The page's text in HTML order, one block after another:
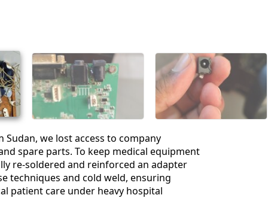
Sudan, we lost access to company
spare parts. To keep medical equipment
re-soldered and reinforced an adapter
techniques and cold weld, ensuring
patient care under heavy hospital